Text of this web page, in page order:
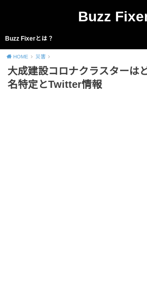
Buzz
Buzz Fixerとは？
HOME 災害
大成建設コロナクラスターは
名特定とTwitter情報